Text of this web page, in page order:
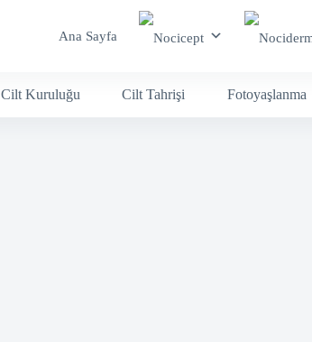
Ana Sayfa
Cilt Kuruluğu Cilt Tahrişi Fotoyaşlanma